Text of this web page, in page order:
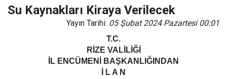
Su Kaynakları Kiraya Verilecek
Yayın Tarihi: 05 Şubat 2024 Pazartesi 00:01
T.C.
RİZE VALİLİĞİ
İL ENCÜMENİ BAŞKANLIĞINDAN
İ L A N